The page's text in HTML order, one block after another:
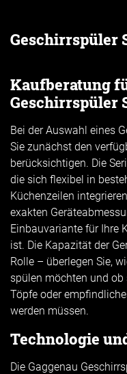
Geschirrspüler
Kaufberatung
Geschirrspüler
Bei der Auswahl eines
Sie zunächst den
berücksichtigen. Die
die sich flexibel in
Küchenzeilen
exakten
Einbauvariante für Ihre
ist. Die Kapazität der
Rolle – überlegen Sie,
spülen möchten und
Töpfe oder
werden müssen.
Technologie
Die Gaggenau